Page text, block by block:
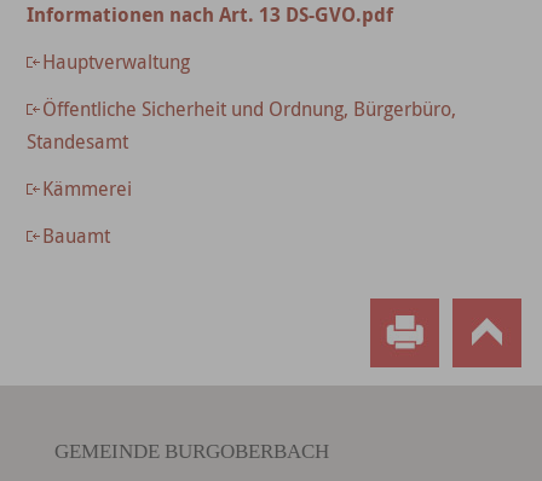
Informationen nach Art. 13 DS-GVO.pdf
Hauptverwaltung
Öffentliche Sicherheit und Ordnung, Bürgerbüro,
Standesamt
Kämmerei
Bauamt
GEMEINDE BURGOBERBACH